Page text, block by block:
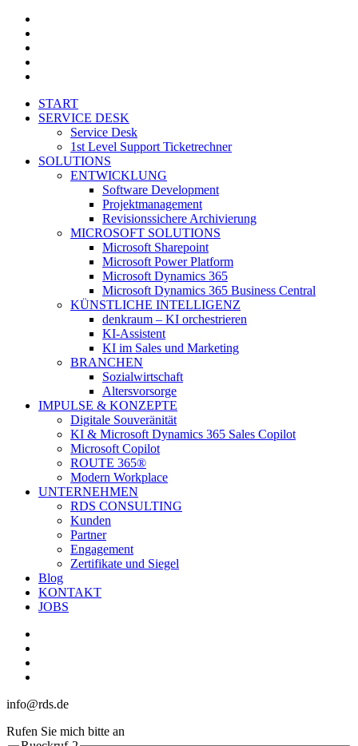
Close
Menu
START
SERVICE DESK
Service Desk
1st Level Support Ticketrechner
SOLUTIONS
ENTWICKLUNG
Software Development
Projektmanagement
Revisionssichere Archivierung
MICROSOFT SOLUTIONS
Microsoft Sharepoint
Microsoft Power Platform
Microsoft Dynamics 365
Microsoft Dynamics 365 Business Central
KÜNSTLICHE INTELLIGENZ
denkraum – KI orchestrieren
KI-Assistent
KI im Sales und Marketing
BRANCHEN
Sozialwirtschaft
Altersvorsorge
IMPULSE & KONZEPTE
Digitale Souveränität
KI & Microsoft Dynamics 365 Sales Copilot
Microsoft Copilot
ROUTE 365®
Modern Workplace
UNTERNEHMEN
RDS CONSULTING
Kunden
Partner
Engagement
Zertifikate und Siegel
Blog
KONTAKT
JOBS
info@rds.de
Rufen Sie mich bitte an